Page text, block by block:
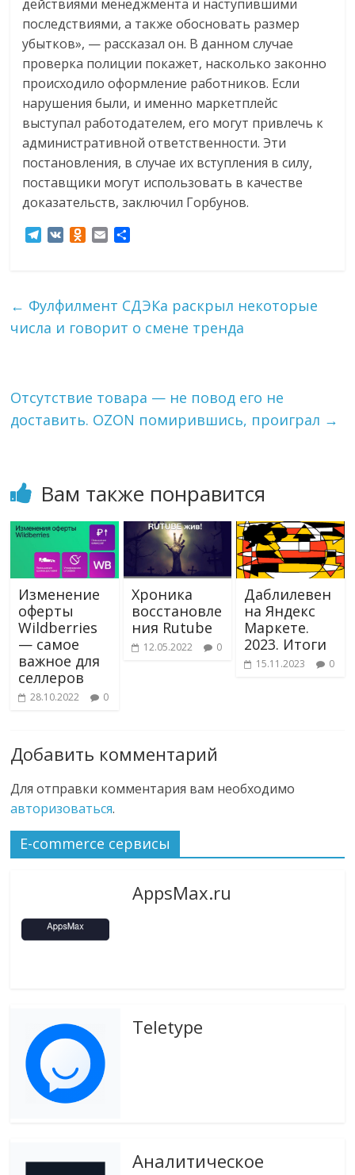
действиями менеджмента и наступившими
последствиями, а также обосновать размер
убытков», — рассказал он. В данном случае
проверка полиции покажет, насколько законно
происходило оформление работников. Если
нарушения были, и именно маркетплейс
выступал работодателем, его могут привлечь к
административной ответственности. Эти
постановления, в случае их вступления в силу,
поставщики могут использовать в качестве
доказательств, заключил Горбунов.
T
r
a
O
l
a
i
i
а
в
и
← Фулфилмент СДЭКа раскрыл некоторые
числа и говорит о смене тренда
Отсутствие товара — не повод его не
доставить. OZON помирившись, проиграл →
Вам также понравится
Изменение
оферты
Wildberries
— самое
важное для
селлеров
28.10.2022 0
Хроника
восстановле
ния Rutube
12.05.2022 0
Даблилевен
на Яндекс
Маркете.
2023. Итоги
15.11.2023 0
Добавить комментарий
Для отправки комментария вам необходимо
авторизоваться.
E-commerce сервисы
AppsMax.ru
Teletype
Аналитическое